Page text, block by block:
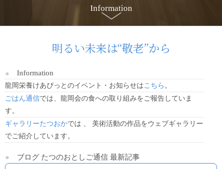
Information
明るい未来は“敬老”から
Information
龍岡栄養けあぴっとのイベント・お知らせはこちら 。
ごはん通信では、龍岡会の食への取り組みをご報告していま
す。
ギャラリーたつおかでは 、 美術活動の作品をウェブギャラリー
でご紹介しています。
ブログ たつのおとしご通信 最新記事